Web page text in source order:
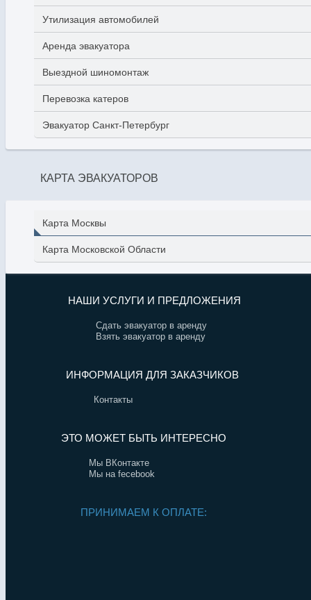
Утилизация автомобилей
Аренда эвакуатора
Выездной шиномонтаж
Перевозка катеров
Эвакуатор Санкт-Петербург
КАРТА ЭВАКУАТОРОВ
Карта Москвы
Карта Московской Области
НАШИ УСЛУГИ И ПРЕДЛОЖЕНИЯ
Сдать эвакуатор в аренду
Взять эвакуатор в аренду
ИНФОРМАЦИЯ ДЛЯ ЗАКАЗЧИКОВ
Контакты
ЭТО МОЖЕТ БЫТЬ ИНТЕРЕСНО
Мы ВКонтакте
Мы на fecebook
ПРИНИМАЕМ К ОПЛАТЕ: